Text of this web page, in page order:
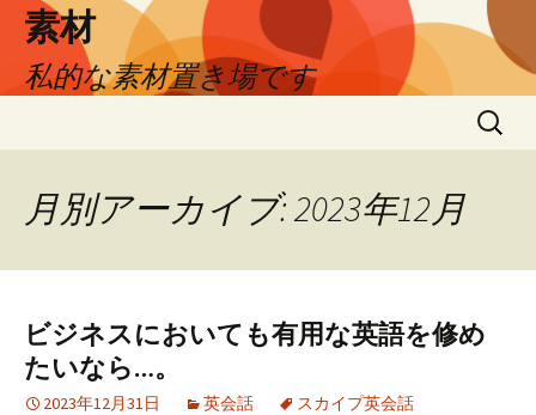
素材
私的な素材置き場です
検
月別アーカイブ: 2023年12月
ビジネスにおいても有用な英語を修め
たいなら…。
2023年12月31日 英会話 スカイプ英会話